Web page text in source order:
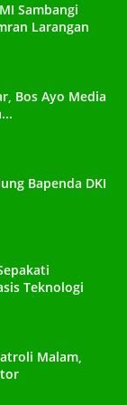
Sambangi
Larangan
Bos Ayo Media
Bapenda DKI
Teknologi
Malam,